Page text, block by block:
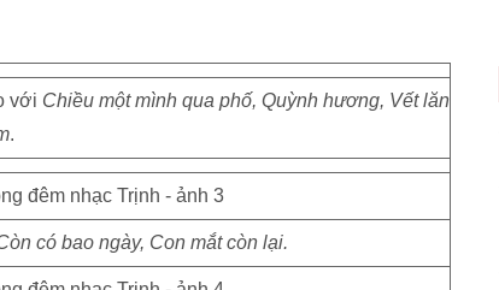
với Chiều một mình qua phố, Quỳnh hương, Vết lăn
.
có bao ngày, Con mắt còn lại.